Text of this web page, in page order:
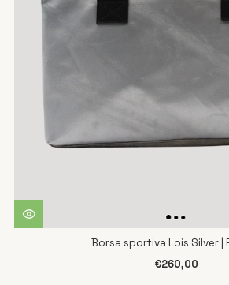
Borsa sportiva Lois Silver |
€260,00